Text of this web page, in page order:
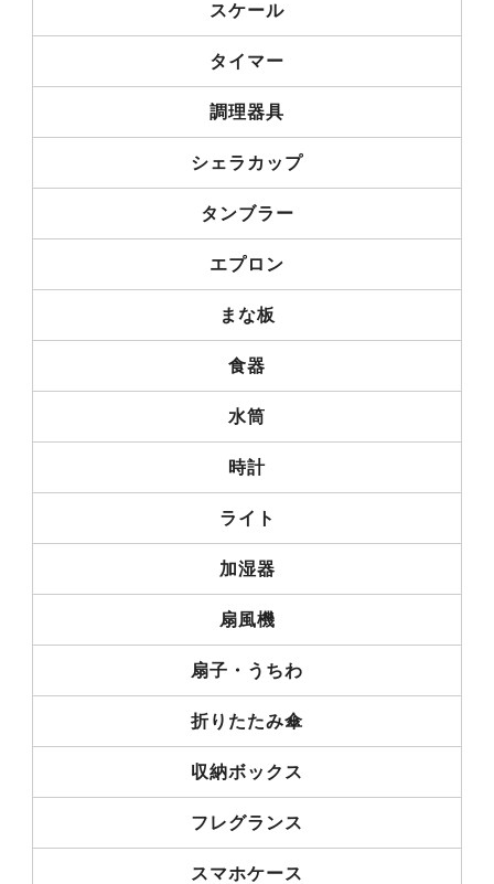
スケール
タイマー
調理器具
シェラカップ
タンブラー
エプロン
まな板
食器
水筒
時計
ライト
加湿器
扇風機
扇子・うちわ
折りたたみ傘
収納ボックス
フレグランス
スマホケース